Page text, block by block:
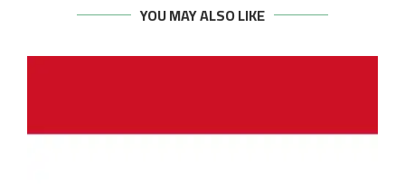
YOU MAY ALSO LIKE